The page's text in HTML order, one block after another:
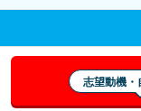
志望動機・